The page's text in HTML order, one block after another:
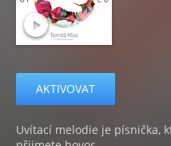
AKTIVOVAT
Uvítací melodie je písnička,